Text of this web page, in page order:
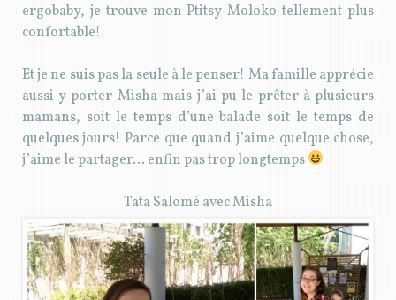
ergobaby, je trouve mon Ptitsy Moloko tellement plus
confortable!
Et je ne suis pas la seule à le penser! Ma famille apprécie
aussi y porter Misha mais j’ai pu le prêter à plusieurs
mamans, soit le temps d’une balade soit le temps de
quelques jours! Parce que quand j’aime quelque chose,
j’aime le partager… enfin pas trop longtemps
Tata Salomé avec Misha